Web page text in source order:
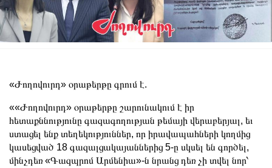
«Ժողովուրդ» օրաթերթը գրում է.
««Ժողովուրդ» օրաթերթը շարունակում է իր
հետաքննությունը գազագողության թեմայի վերաբերյալ, եւ
ստացել ենք տեղեկություններ, որ իրավապահների կողմից
կասեցված 18 գազալցակայաններից 5-ը սկսել են գործել,
մինչդեռ «Գազպրոմ Արմենիա»-ն նրանց դեռ չի տվել նոր՝